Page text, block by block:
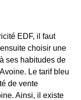
EDF, il faut
choisir une
ses habitudes de
Le tarif bleu
de vente
Ainsi, il existe